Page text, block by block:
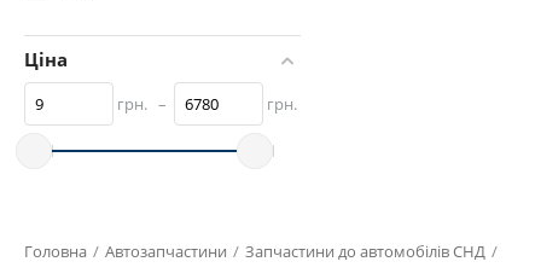
GAMMA
INTERPLAST
Ціна
грн. – грн.
Головна / Автозапчастини / Запчастини до автомобілів СНД /